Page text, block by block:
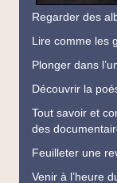
Regarder des
Lire comme les
Plonger dans
Découvrir la
Tout savoir et
des
Feuilleter une
Venir à l’heure